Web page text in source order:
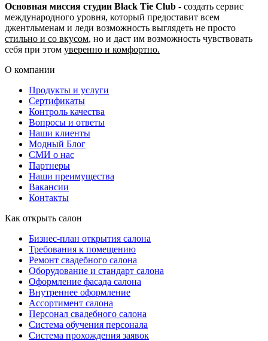
Основная миссия студии Black Tie Club - создать сервис
международного уровня, который предоставит всем
джентльменам и леди возможность выглядеть не просто
стильно и со вкусом, но и даст им возможность чувствовать
себя при этом уверенно и комфортно.
О компании
Продукты и услуги
Сертификаты
Контроль качества
Вопросы и ответы
Наши клиенты
Модный Блог
СМИ о нас
Партнеры
Наши преимущества
Вакансии
Контакты
Как открыть салон
Бизнес-план открытия салона
Требования к помещению
Ремонт свадебного салона
Оборудование и стандарт салона
Оформление фасада салона
Внутреннее оформление
Ассортимент салона
Персонал свадебного салона
Система обучения персонала
Система прохождения заявок